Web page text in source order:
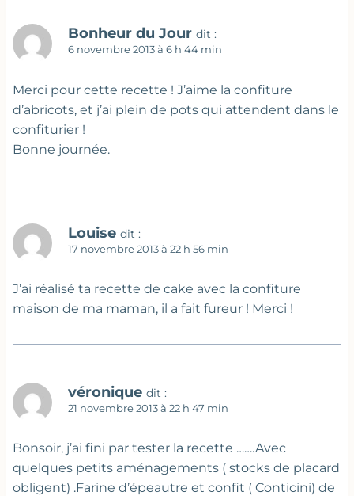
Bonheur du Jour dit :
6 novembre 2013 à 6 h 44 min
Merci pour cette recette ! J’aime la confiture
d’abricots, et j’ai plein de pots qui attendent dans le
confiturier !
Bonne journée.
Louise dit :
17 novembre 2013 à 22 h 56 min
J’ai réalisé ta recette de cake avec la confiture
maison de ma maman, il a fait fureur ! Merci !
véronique dit :
21 novembre 2013 à 22 h 47 min
Bonsoir, j’ai fini par tester la recette …….Avec
quelques petits aménagements ( stocks de placard
obligent) .Farine d’épeautre et confit ( Conticini) de